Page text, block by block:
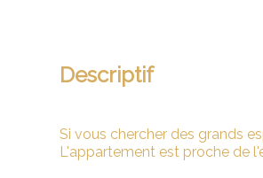
Descriptif
Si vous chercher des grands
L'appartement est proche de